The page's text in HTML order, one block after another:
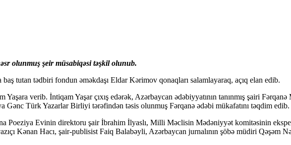
olunmuş şeir müsabiqəsi təşkil olunub.
tutan tədbiri fondun əməkdaşı Eldar Kərimov qonaqları salamlayaraq, açıq elan edib.
verib. İntiqam Yaşar çıxış edərək, Azərbaycan ədəbiyyatının tanınmış şairi
Gənc Türk Yazarlar Birliyi tərəfindən təsis olunmuş Fərqanə ədəbi mükafatını təqdim edib.
Poeziya Evinin direktoru şair İbrahim İlyaslı, Milli Məclisin Mədəniyyət komitəsinin
Kənan Hacı, şair-publisist Faiq Balabəyli, Azərbaycan jurnalının şöbə müdiri Qəşəm